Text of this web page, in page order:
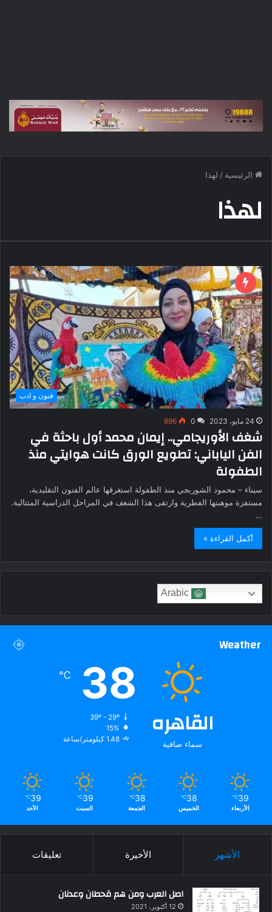
الرئيسية / لهذا
لهذا
فنون و ادب
24 مايو، 2023 0
896
شغف الأوريجامي.. إيمان محمد أول باحثة في
الفن الياباني: تطويع الورق كانت هوايتي منذ
الطفولة
سيناء – محمود الشوربجي منذ الطفولة استغرقها عالم الفنون التقليدية،
مستفزة موهبتها الفطرية وارتقى هذا الشغف في المراحل الدراسية المتتالية.
…
أكمل القراءة »
Weather
القاهره
سماء صافية
38
℃
39º - 29º
15%
1.48 كيلومتر/ساعة
39
℃
الأربعاء
38
℃
الخميس
38
℃
الجمعة
39
℃
السبت
39
℃
الأحد
الأشهر الأخيرة تعليقات
اصل العرب ومن هم قحطان وعدنان
12 أكتوبر، 2021